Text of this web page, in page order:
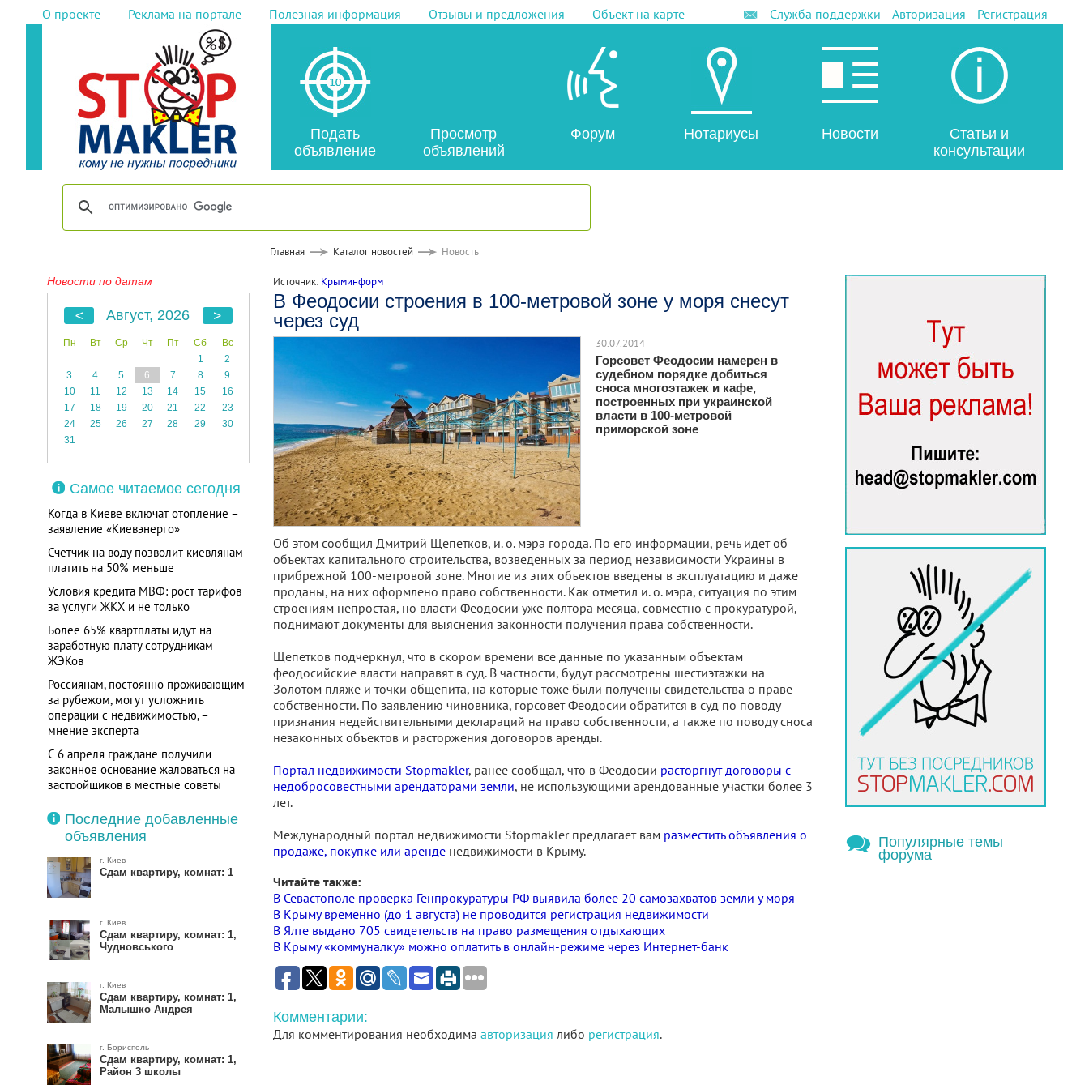
О проекте Реклама на портале Полезная информация Отзывы и предложения Объект на карте Служба поддержки Авторизация Регистрация
Подать
объявление
Просмотр
объявлений
Форум Нотариусы Новости
Статьи и
консультации
Главная Каталог новостей Новость
Новости по датам
Август, 2026
Пн Вт Ср Чт Пт Сб
Вс
1
2
3
4 5 6 7 8
9
10
11 12 13 14 15
16
17
18 19 20 21 22
23
24
25 26 27 28 29
30
31
Самое читаемое сегодня
Когда в Киеве включат отопление –
заявление «Киевэнерго»
Счетчик на воду позволит киевлянам
платить на 50% меньше
Условия кредита МВФ: рост тарифов
за услуги ЖКХ и не только
Более 65% квартплаты идут на
заработную плату сотрудникам
ЖЭКов
Россиянам, постоянно проживающим
за рубежом, могут усложнить
операции с недвижимостью, –
мнение эксперта
С 6 апреля граждане получили
законное основание жаловаться на
застройщиков в местные советы
Последние добавленные
объявления
г. Киев
Сдам квартиру, комнат: 1
г. Киев
Сдам квартиру, комнат: 1,
Чудновського
г. Киев
Сдам квартиру, комнат: 1,
Малышко Андрея
г. Борисполь
Сдам квартиру, комнат: 1,
Район 3 школы
Источник: Крыминформ
В Феодосии строения в 100-метровой зоне у моря снесут
через суд
30.07.2014
Горсовет Феодосии намерен в
судебном порядке добиться
сноса многоэтажек и кафе,
построенных при украинской
власти в 100-метровой
приморской зоне
Об этом сообщил Дмитрий Щепетков, и. о. мэра города. По его информации, речь идет об
объектах капитального строительства, возведенных за период независимости Украины в
прибрежной 100-метровой зоне. Многие из этих объектов введены в эксплуатацию и даже
проданы, на них оформлено право собственности. Как отметил и. о. мэра, ситуация по этим
строениям непростая, но власти Феодосии уже полтора месяца, совместно с прокуратурой,
поднимают документы для выяснения законности получения права собственности.
Щепетков подчеркнул, что в скором времени все данные по указанным объектам
феодосийские власти направят в суд. В частности, будут рассмотрены шестиэтажки на
Золотом пляже и точки общепита, на которые тоже были получены свидетельства о праве
собственности. По заявлению чиновника, горсовет Феодосии обратится в суд по поводу
признания недействительными деклараций на право собственности, а также по поводу сноса
незаконных объектов и расторжения договоров аренды.
Портал недвижимости Stopmakler, ранее сообщал, что в Феодосии расторгнут договоры с
недобросовестными арендаторами земли, не использующими арендованные участки более 3
лет.
Международный портал недвижимости Stopmakler предлагает вам разместить объявления о
продаже, покупке или аренденедвижимости в Крыму.
Читайте также:
В Севастополе проверка Генпрокуратуры РФ выявила более 20 самозахватов земли у моря
В Крыму временно (до 1 августа) не проводится регистрация недвижимости
В Ялте выдано 705 свидетельств на право размещения отдыхающих
В Крыму «коммуналку» можно оплатить в онлайн-режиме через Интернет-банк
Комментарии:
Для комментирования необходима авторизация либо регистрация.
Популярные темы
форума